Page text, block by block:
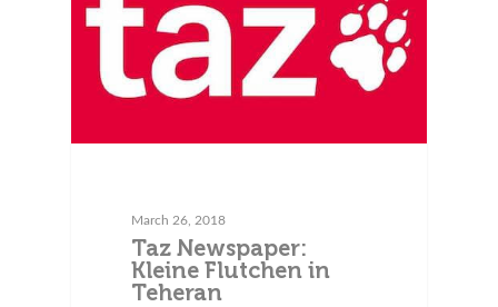
March 26, 2018
Taz Newspaper:
Kleine Flutchen in
Teheran